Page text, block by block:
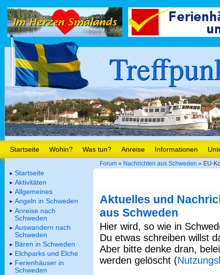
Startseite Wohin? Was tun? Anreise Informationen
Forum » Nachrichten aus Schweden » EU-
Aktuelles und
aus Schweden
Hier wird, so wie in
Du etwas schreiben willst
Aber bitte denke dran,
werden gelöscht (
Startseite
Aktivitäten
Allgemeines
Angeln in Schweden
Anreise nach
Schweden
Auswandern nach
Schweden
Bären in Schweden
Elchparks und Elche
Ferienhäuser in
Schweden